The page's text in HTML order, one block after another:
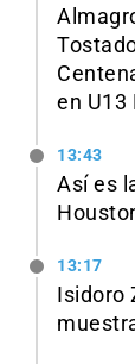
en U13
13:43
Así es
13:17
Isidoro